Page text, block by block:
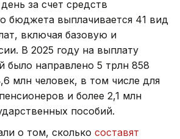
за счет средств
бюджета выплачивается 41 вид
включая базовую и
В 2025 году на выплату
было направлено 5 трлн 858
млн человек, в том числе для
и более 2,1 млн
пособий.
о том, сколько составят